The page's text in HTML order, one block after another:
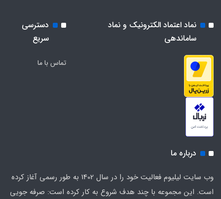
نماد اعتماد الکترونیک و نماد
ساماندهی
دسترسی
سریع
تماس با ما
درباره ما
وب سایت لیلیوم فعالیت خود را در سال 1402 به طور رسمی آغاز کرده
است. این مجموعه با چند هدف شروع به کار کرده است: صرفه جویی